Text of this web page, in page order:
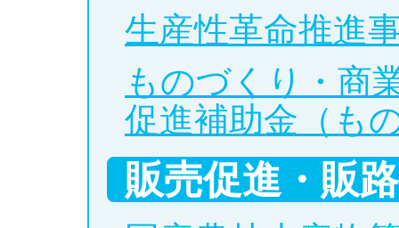
生産性革命推進
ものづくり・商
促進補助金（も
販売促進・販